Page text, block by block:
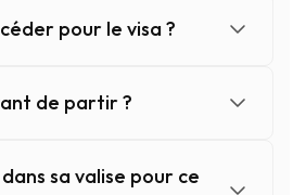
pour le visa ?
de partir ?
sa valise pour ce